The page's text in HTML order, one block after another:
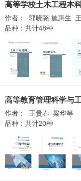
高等学校土木工程本
作者： 郭晓潞 施惠生
品种：共计48种
高等教育管理科学与
作者： 王贵春 梁华等
品种：共计20种